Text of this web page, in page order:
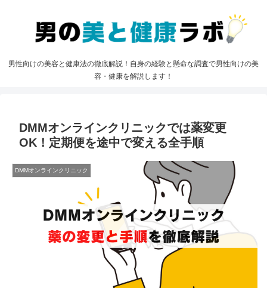
男性向けの美容と健康法の徹底解説！自身の経験と懸命な調査で男性向けの美
容・健康を解説します！
DMMオンラインクリニックでは薬変更
OK！定期便を途中で変える全手順
DMMオンラインクリニック